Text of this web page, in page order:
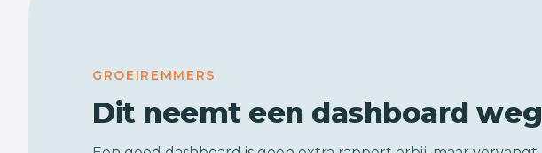
GROEIREMMERS
Dit neemt een dashboard weg